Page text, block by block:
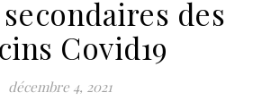
secondaires des
Covid19
décembre 4, 2021